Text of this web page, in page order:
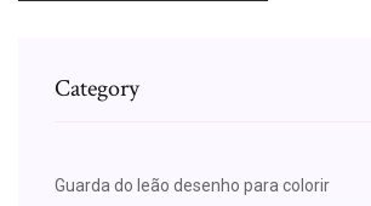
Category
Guarda do leão desenho para colorir